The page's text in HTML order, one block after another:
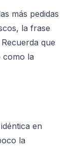
más pedidas
la frase
que
la
en
la